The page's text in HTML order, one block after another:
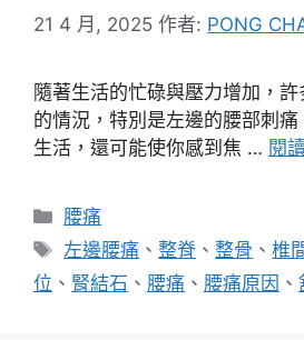
21 4 月, 2025 作者: PONG
隨著生活的忙碌與壓力增加，
的情況，特別是左邊的腰部刺
生活，還可能使你感到焦 … 閱
分
類
腰痛
標
籤
左邊腰痛 、整脊 、整骨 、椎
位 、 腎結石 、 腰痛 、 腰痛原因 、